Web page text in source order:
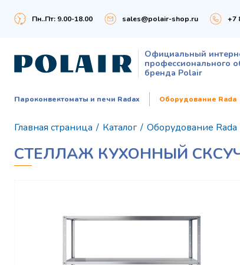
Пн..Пт: 9.00-18.00 sales@polair-shop.ru +7
Официальный
профессионального
бренда Polair
Пароконвектоматы и печи Radax Оборудование Rada
Главная страница / Каталог / Оборудование Rada
СТЕЛЛАЖ КУХОННЫЙ